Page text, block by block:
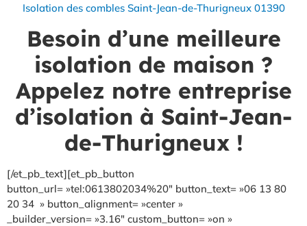
Isolation des combles Saint-Jean-de-Thurigneux 01390
Besoin d’une meilleure
isolation de maison ?
Appelez notre entreprise
d’isolation à Saint-Jean-
de-Thurigneux !
[/et_pb_text][et_pb_button
button_url= »tel:0613802034%20″ button_text= »06 13 80
20 34 » button_alignment= »center »
_builder_version= »3.16″ custom_button= »on »